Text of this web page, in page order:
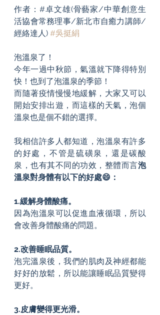
作者：#卓文雄(骨藝家/中華創意生
活協會常務理事/新北市自癒力講師/
經絡達人) #吳挺絹
泡溫泉了！
今年一過中秋節，氣溫就下降得特別
快！也到了泡溫泉的季節！
而隨著疫情慢慢地緩解，大家又可以
開始安排出遊，而這樣的天氣，泡個
溫泉也是個不錯的選擇。
我相信許多人都知道，泡溫泉有許多
的好處，不管是硫磺泉，還是碳酸
泉，也有其不同的功效，整體而言泡
溫泉對身體有以下的好處😄：
1.緩解身體酸痛。
因為泡溫泉可以促進血液循環，所以
會改善身體酸痛的問題。
2.改善睡眠品質。
泡完溫泉後，我們的肌肉及神經都能
好好的放鬆，所以能讓睡眠品質變得
更好。
3.皮膚變得更光滑。